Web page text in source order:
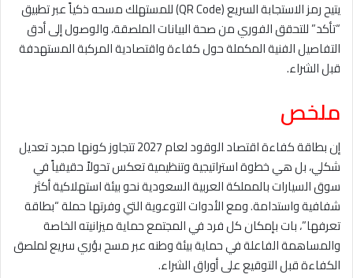
يتيح رمز الاستجابة السريع (QR Code) للمستهلك مسحه ذكياً عبر تطبيق
“تأكد” للتحقق الفوري من صحة البيانات الملصقة، والوصول إلى أدق
التفاصيل الفنية المكملة حول كفاءة واقتصادية المركبة المستهدفة
قبل الشراء.
ملخص
إن بطاقة كفاءة اقتصاد الوقود لعام 2027 تتجاوز كونها مجرد تعديل
شكلي، بل هي خطوة استراتيجية وتنظيمية تعكس تحولاً حقيقياً في
سوق السيارات بالمملكة العربية السعودية نحو بيئة استهلاكية أكثر
شفافية واستدامة. ومع الأدوات التوعوية التي وفرتها حملة “بطاقة
تعرفها”، بات بإمكان كل فرد في المجتمع حماية ميزانيته الخاصة
والمساهمة الفاعلة في حماية بيئة وطنه عبر مسح بؤري سريع لملصق
الكفاءة قبل التوقيع على أوراق الشراء.